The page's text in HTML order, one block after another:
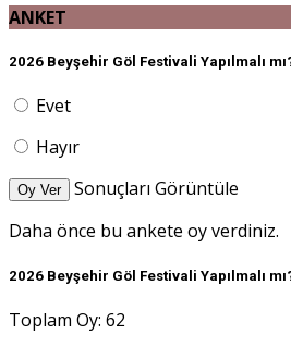
ANKET
2026 Beyşehir Göl Festivali Yapılmalı
Evet
Hayır
Oy Ver
Sonuçları Görüntüle
Daha önce bu ankete oy verdiniz.
2026 Beyşehir Göl Festivali Yapılmalı
Toplam Oy: 62